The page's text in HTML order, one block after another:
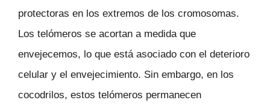
protectoras en los extremos de los cromosomas.
Los telómeros se acortan a medida que
envejecemos, lo que está asociado con el deterioro
celular y el envejecimiento. Sin embargo, en los
cocodrilos, estos telómeros permanecen